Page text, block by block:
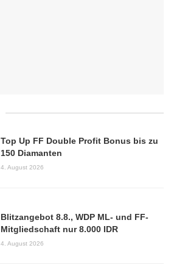
Top Up FF Double Profit Bonus bis zu
150 Diamanten
4. August 2026
Blitzangebot 8.8., WDP ML- und FF-
Mitgliedschaft nur 8.000 IDR
4. August 2026